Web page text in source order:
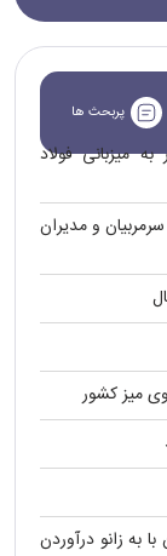
پربحث ها
میزبانی فولاد
و مدیران
میز کشور
به زانو درآوردن